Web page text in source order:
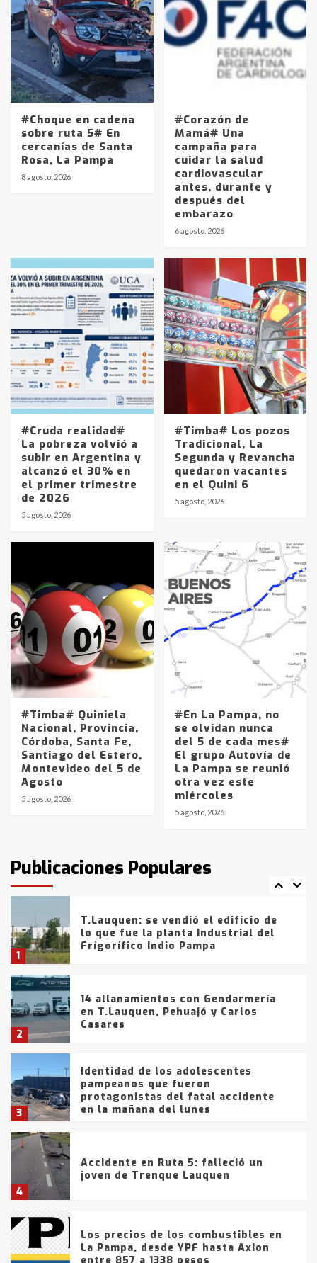
#Choque en cadena
sobre ruta 5# En
cercanías de Santa
Rosa, La Pampa
8 agosto, 2026
#Corazón de
Mamá# Una
campaña para
cuidar la salud
cardiovascular
antes, durante y
después del
embarazo
6 agosto, 2026
#Cruda realidad#
La pobreza volvió a
subir en Argentina y
alcanzó el 30% en
el primer trimestre
de 2026
5 agosto, 2026
#Timba# Los pozos
Tradicional, La
Segunda y Revancha
quedaron vacantes
en el Quini 6
5 agosto, 2026
#Timba# Quiniela
Nacional, Provincia,
Córdoba, Santa Fe,
Santiago del Estero,
Montevideo del 5 de
Agosto
5 agosto, 2026
#En La Pampa, no
se olvidan nunca
del 5 de cada mes#
El grupo Autovía de
La Pampa se reunió
otra vez este
miércoles
5 agosto, 2026
Publicaciones Populares
protagonistas del fatal accidente
en la mañana del lunes
4
Accidente en Ruta 5: falleció un
joven de Trenque Lauquen
5
Los precios de los combustibles en
La Pampa, desde YPF hasta Axion
entre 857 a 1338 pesos
6
La Bolsa de Cereales de Bahía
Blanca anticipa que Agosto vendrá
con lluvias y heladas, en gran parte
fueron detenidos por
comercialización de drogas en la
tarde del sábado
1
T.Lauquen: se vendió el edificio de
lo que fue la planta Industrial del
Frígorífico Indio Pampa
2
14 allanamientos con Gendarmería
en T.Lauquen, Pehuajó y Carlos
Casares
3
Identidad de los adolescentes
pampeanos que fueron
protagonistas del fatal accidente
en la mañana del lunes
4
Accidente en Ruta 5: falleció un
joven de Trenque Lauquen
Los precios de los combustibles en
La Pampa, desde YPF hasta Axion